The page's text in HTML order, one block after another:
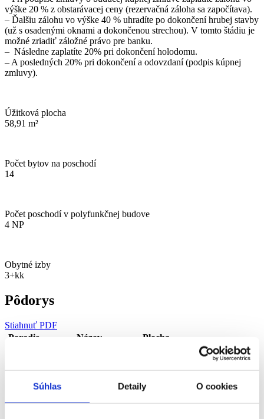
Súhlas Detaily O cookies
výške 20 % z obstarávacej ceny (rezervačná záloha sa započítava).
– Ďalšiu zálohu vo výške 40 % uhradíte po dokončení hrubej stavby
(už s osadenými oknami a dokončenou strechou). V tomto štádiu je
možné zriadiť záložné právo pre banku.
– Následne zaplatíte 20% pri dokončení holodomu.
– A posledných 20% pri dokončení a odovzdaní (podpis kúpnej
zmluvy).
Úžitková plocha
58,91 m²
Počet bytov na poschodí
14
Počet poschodí v polyfunkčnej budove
4 NP
Obytné izby
3+kk
Pôdorys
Stiahnuť PDF
Poradie
Názov
Plocha
Izba
8,37 m²
D4.05
Kuchyňa + obývačka
20,52 m²